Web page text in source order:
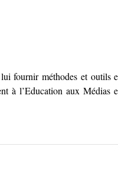
lui fournirméthodes et outils
à l’Education aux Médias